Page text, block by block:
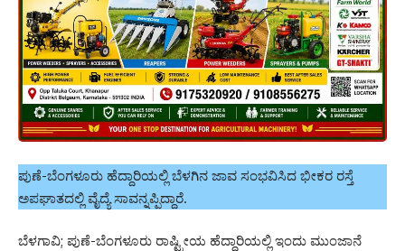
ಪುಣೆ-ಬೆಂಗಳೂರು ಹೆದ್ದಾರಿಯಲ್ಲಿ ಬೆಳಗಿನ ಜಾವ ಸಂಭವಿಸಿದ ಭೀಕರ ರಸ್ತೆ
ಅಪಘಾತದಲ್ಲಿ ವೈದ್ಯೆ ಸಾವನ್ನಪ್ಪಿದ್ದಾರೆ.
ಬೆಳಗಾವಿ; ಪುಣೆ-ಬೆಂಗಳೂರು ರಾಷ್ಟ್ರೀಯ ಹೆದ್ದಾರಿಯಲ್ಲಿ ಇಂದು ಮುಂಜಾನೆ